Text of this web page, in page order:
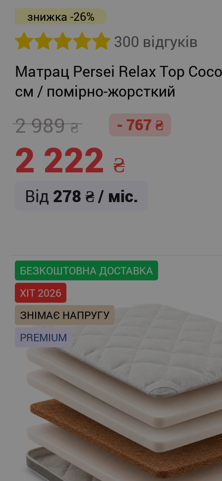
знижка -26%
300 відгуків
Матрац Persei Relax Top
см / помірно-жорсткий
2 989 - 767
2 222
Від 278 / міс.
БЕЗКОШТОВНА ДОСТАВКА
ХІТ 2026
ЗНІМАЄ НАПРУГУ
PREMIUM